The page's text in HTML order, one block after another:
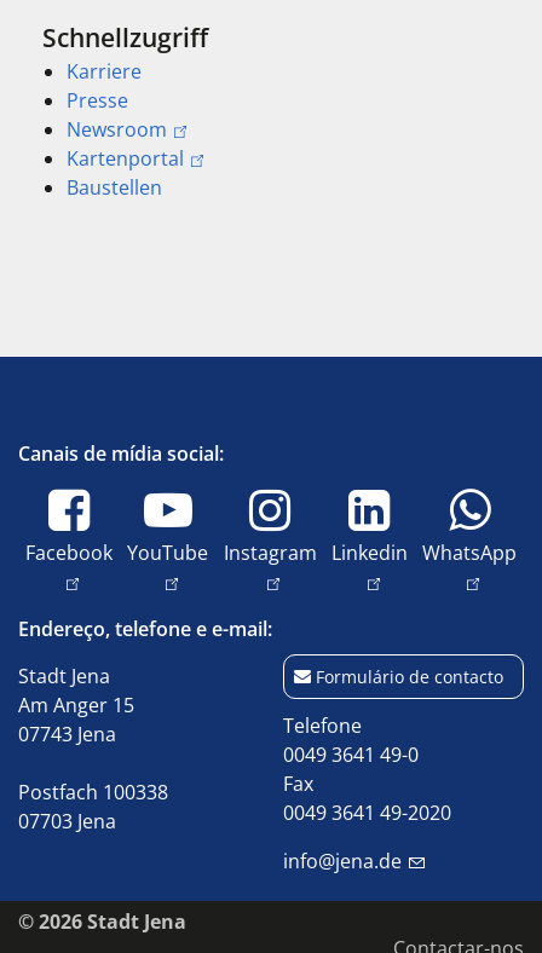
Schnellzugriff
Karriere
Presse
Newsroom
Kartenportal
Baustellen
Canais de mídia social:
Facebook YouTube Instagram Linkedin WhatsApp
Endereço, telefone e e-mail:
Stadt Jena
Am Anger 15
07743 Jena
Postfach 100338
07703 Jena
Formulário de contacto
Telefone
0049 3641 49-0
Fax
0049 3641 49-2020
info@jena.de
© 2026 Stadt Jena